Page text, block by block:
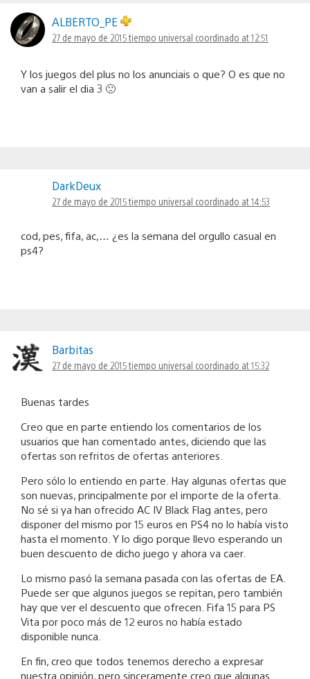
ALBERTO_PE
27 de mayo de 2015 tiempo universal coordinado at 12:51
Y los juegos del plus no los anunciais o que? O es que no
van a salir el dia 3 🙁
DarkDeux
27 de mayo de 2015 tiempo universal coordinado at 14:53
cod, pes, fifa, ac,… ¿es la semana del orgullo casual en
ps4?
Barbitas
27 de mayo de 2015 tiempo universal coordinado at 15:32
Buenas tardes
Creo que en parte entiendo los comentarios de los
usuarios que han comentado antes, diciendo que las
ofertas son refritos de ofertas anteriores.
Pero sólo lo entiendo en parte. Hay algunas ofertas que
son nuevas, principalmente por el importe de la oferta.
No sé si ya han ofrecido AC IV Black Flag antes, pero
disponer del mismo por 15 euros en PS4 no lo había visto
hasta el momento. Y lo digo porque llevo esperando un
buen descuento de dicho juego y ahora va caer.
Lo mismo pasó la semana pasada con las ofertas de EA.
Puede ser que algunos juegos se repitan, pero también
hay que ver el descuento que ofrecen. Fifa 15 para PS
Vita por poco más de 12 euros no había estado
disponible nunca.
En fin, creo que todos tenemos derecho a expresar
nuestra opinión, pero sinceramente creo que algunas